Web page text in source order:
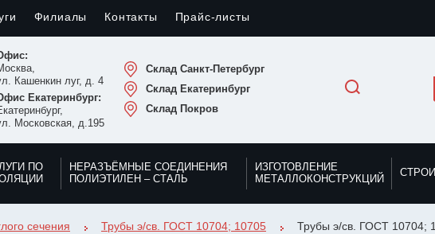
Филиалы Контакты Прайс-листы
Кашенкин луг, д. 4
Екатеринбург:
Московская, д.195
Склад Санкт-Петербург
Склад Екатеринбург
Склад Покров
ПО
НЕРАЗЪЁМНЫЕ СОЕДИНЕНИЯ
ПОЛИЭТИЛЕН – СТАЛЬ
ИЗГОТОВЛЕНИЕ
МЕТАЛЛОКОНСТРУКЦИЙ
сечения Трубы э/св. ГОСТ 10704; 10705 Трубы э/св. ГОСТ 10704;